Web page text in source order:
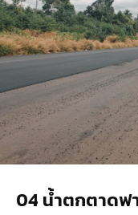
04 น้ำตกตาดฟ